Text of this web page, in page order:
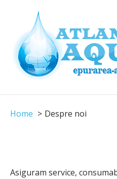
Home Despre noi
Asiguram service,